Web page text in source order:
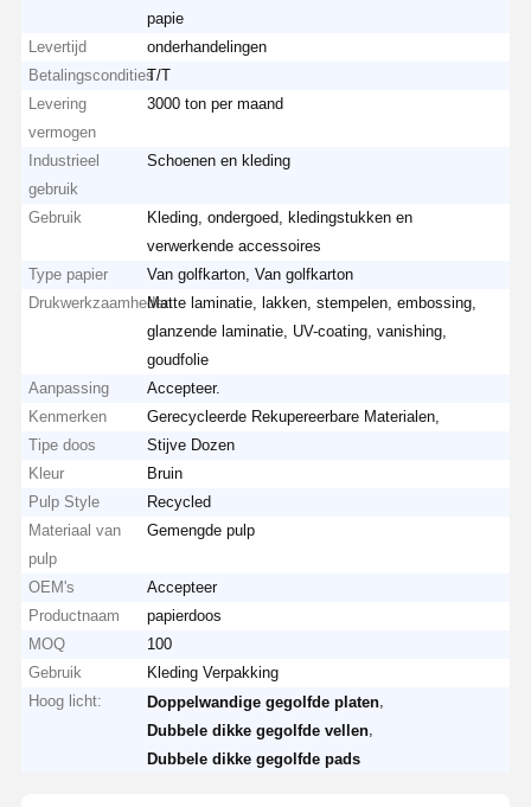
papie
Levertijd
onderhandelingen
BetalingsconditiesT/T
Levering
vermogen
3000 ton per maand
Industrieel
gebruik
Schoenen en kleding
Gebruik
Kleding, ondergoed, kledingstukken en
verwerkende accessoires
Type papier
Van golfkarton, Van golfkarton
DrukwerkzaamhedenMatte laminatie, lakken, stempelen, embossing,
glanzende laminatie, UV-coating, vanishing,
goudfolie
Aanpassing
Accepteer.
Kenmerken
Gerecycleerde Rekupereerbare Materialen,
Tipe doos
Stijve Dozen
Kleur
Bruin
Pulp Style
Recycled
Materiaal van
pulp
Gemengde pulp
OEM's
Accepteer
Productnaam
papierdoos
MOQ
100
Gebruik
Kleding Verpakking
Hoog licht:
Doppelwandige gegolfde platen
Dubbele dikke gegolfde vellen
Dubbele dikke gegolfde pads